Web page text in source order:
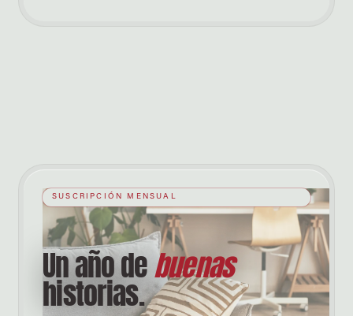
SUSCRIPCIÓN MENSUAL
Un año debuenas
historias.